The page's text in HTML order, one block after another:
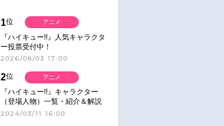
1位
『ハイキュー!!』人気キャラクタ
ー投票受付中！
2026/08/03 17:00
アニメ
2位
『ハイキュー!!』キャラクター
（登場人物）一覧・紹介＆解説
2024/03/11 16:00
アニメ